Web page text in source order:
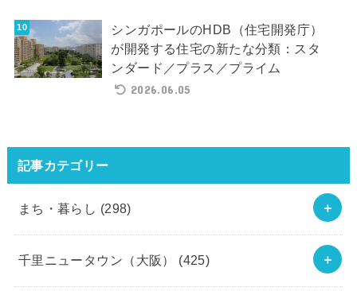
シンガポールのHDB（住宅開発庁）
が開発する住宅の新たな分類：スタ
ンダード／プラス／プライム
2026.06.05
記事カテゴリー
まち・暮らし (298)
千里ニュータウン（大阪） (425)